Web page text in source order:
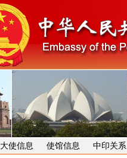
大使信息 使馆信息 中印关系